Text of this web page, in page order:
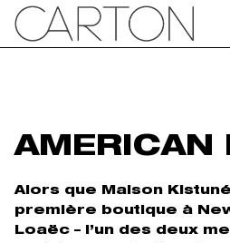
AMERICAN
Alors que Maison
première boutique à
Loaëc – l’un des deux